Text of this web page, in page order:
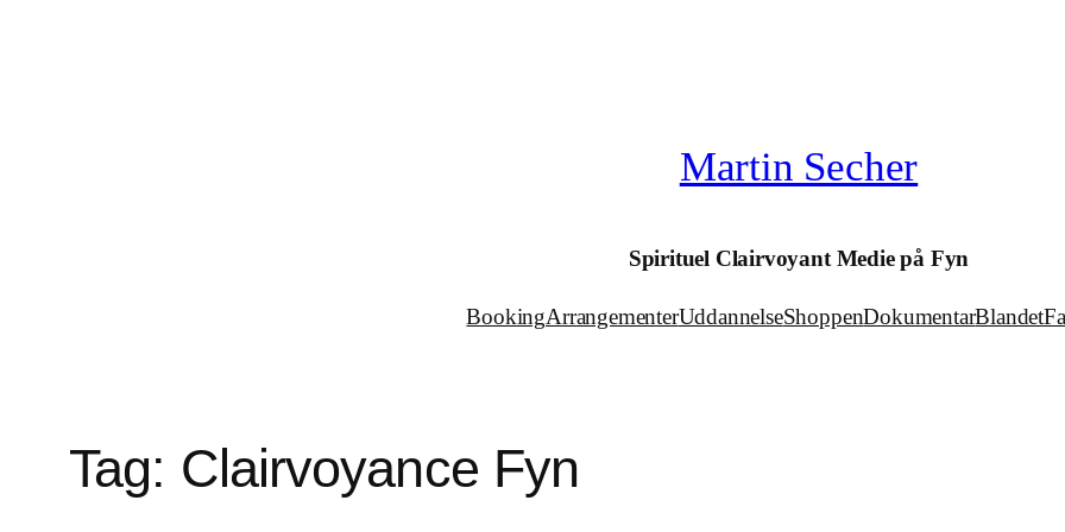
Martin Secher
Spirituel Clairvoyant Medie på Fyn
BookingArrangementerUddannelseShoppenDokumentarBlandet
Tag: Clairvoyance Fyn